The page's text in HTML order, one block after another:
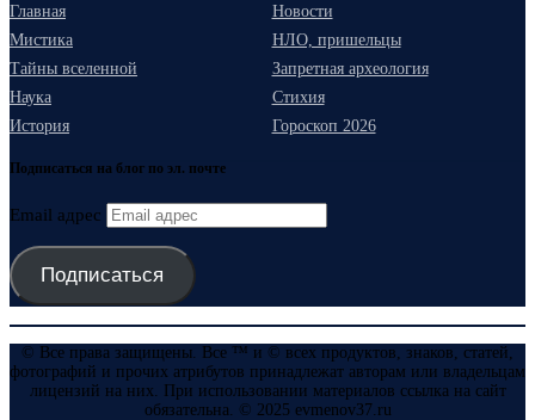
Главная
Новости
Мистика
НЛО, пришельцы
Тайны вселенной
Запретная археология
Наука
Стихия
История
Гороскоп 2026
Подписаться на блог по эл. почте
Email адрес
Подписаться
© Все права защищены. Все ™ и © всех продуктов, знаков, статей,
фотографий и прочих атрибутов принадлежат авторам или владельцам
лицензий на них. При использовании материалов ссылка на сайт
обязательна. © 2025 evmenov37.ru